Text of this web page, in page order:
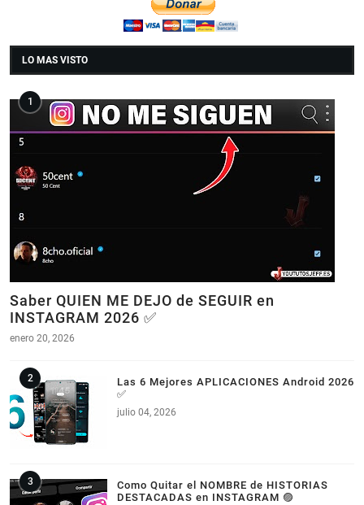
LO MAS VISTO
Saber QUIEN ME DEJO de SEGUIR en
INSTAGRAM 2026 ✅
enero 20, 2026
Las 6 Mejores APLICACIONES Android 2026
✅
julio 04, 2026
Como Quitar el NOMBRE de HISTORIAS
DESTACADAS en INSTAGRAM 🟣